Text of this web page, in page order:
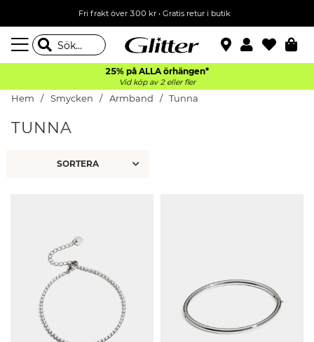
Fri frakt över 300 kr• Gratis retur i butik
25% på ALLA örhängen*
Vid köp av 2 eller fler
Hem Smycken Armband Tunna
TUNNA